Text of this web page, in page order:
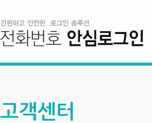
고객센터